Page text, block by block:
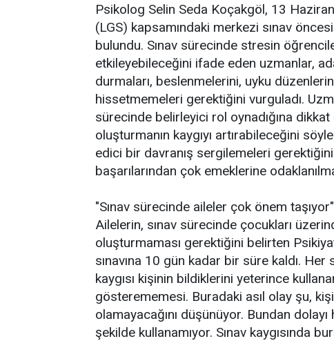
Psikolog Selin Seda Koçakgöl, 13
(LGS) kapsamındaki merkezi sınav
bulundu. Sınav sürecinde stresin
etkileyebileceğini ifade eden uzmanlar,
durmaları, beslenmelerini, uyku
hissetmemeleri gerektiğini vurguladı.
sürecinde belirleyici rol oynadığına
oluşturmanın kaygıyı artırabileceğini
edici bir davranış sergilemeleri
başarılarından çok emeklerine
"Sınav sürecinde aileler çok önem taşıyor"
Ailelerin, sınav sürecinde çocukları
oluşturmaması gerektiğini belirten
sınavına 10 gün kadar bir süre kaldı. Her
kaygısı kişinin bildiklerini yeterince
gösterememesi. Buradaki asıl olay şu, kişi
olamayacağını düşünüyor. Bundan
şekilde kullanamıyor. Sınav kaygısında